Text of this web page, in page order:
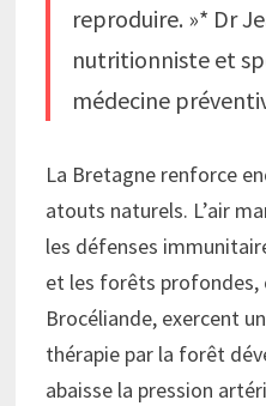
reproduire. »* Dr
nutritionniste et
médecine
La Bretagne renforce
atouts naturels. L’air
les défenses
et les forêts profondes,
Brocéliande, exercent
thérapie par la forêt
abaisse la pression